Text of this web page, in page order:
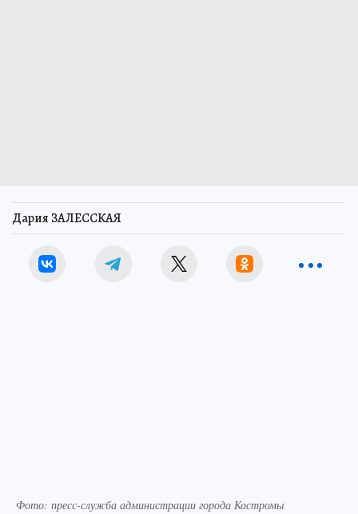
Дария ЗАЛЕССКАЯ
Фото: пресс-служба администрации города Костромы